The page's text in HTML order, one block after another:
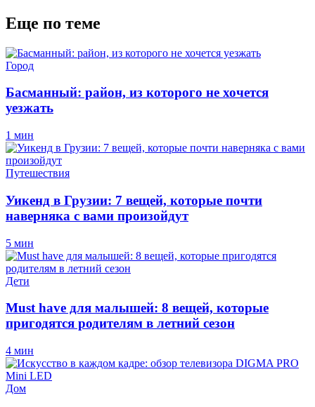
Еще по теме
Город
Басманный: район, из которого не хочется
уезжать
1 мин
Путешествия
Уикенд в Грузии: 7 вещей, которые почти
наверняка с вами произойдут
5 мин
Дети
Must have для малышей: 8 вещей, которые
пригодятся родителям в летний сезон
4 мин
Дом